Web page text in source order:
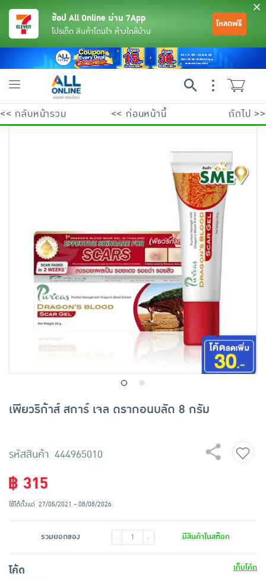
เครื่องดื่มและผงชงดื่ม
เครื่องปรุงรสและของแห้ง
ขนมขบเคี้ยว และช็อคโกแลต
พระเครื่อง test pop
ช้อป All Online ผ่าน 7App
โปรเด็ด สินค้าโดนใจ ห้างใกล้บ้าน
โหลดฟรี
Toggle
<< กลับหน้ารวม << ก่อนหน้านี้ ถัดไป >>
เพียวริก้าส์ สการ์ เจล ดรากอนบลัด 8 กรัม
รหัสสินค้า 444965010
฿ 315
ใช้ได้ตั้งแต่ 27/05/2021 - 08/08/2026
รวมยอดของ - + มีสินค้าในสต๊อก
โค้ด
เก็บโค้ด